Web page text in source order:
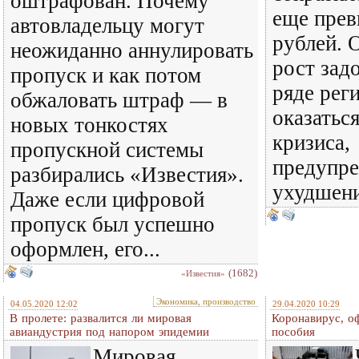
автовладельцу могут
неожиданно аннулировать
пропуск и как потом
обжаловать штраф — в
новых тонкостях
пропускной системы
разбирались «Известия».
Даже если цифровой
пропуск был успешно
оформлен, его...
«Известия» (1682)
еще
рублей.
рост
ряде
кризиса,
04.05.2020 12:02 Экономика, производство
В пролете: развалится ли мировая
авиандустрия под напором эпидемии
29.04.2020 10:29
Коронавирус,
пособия